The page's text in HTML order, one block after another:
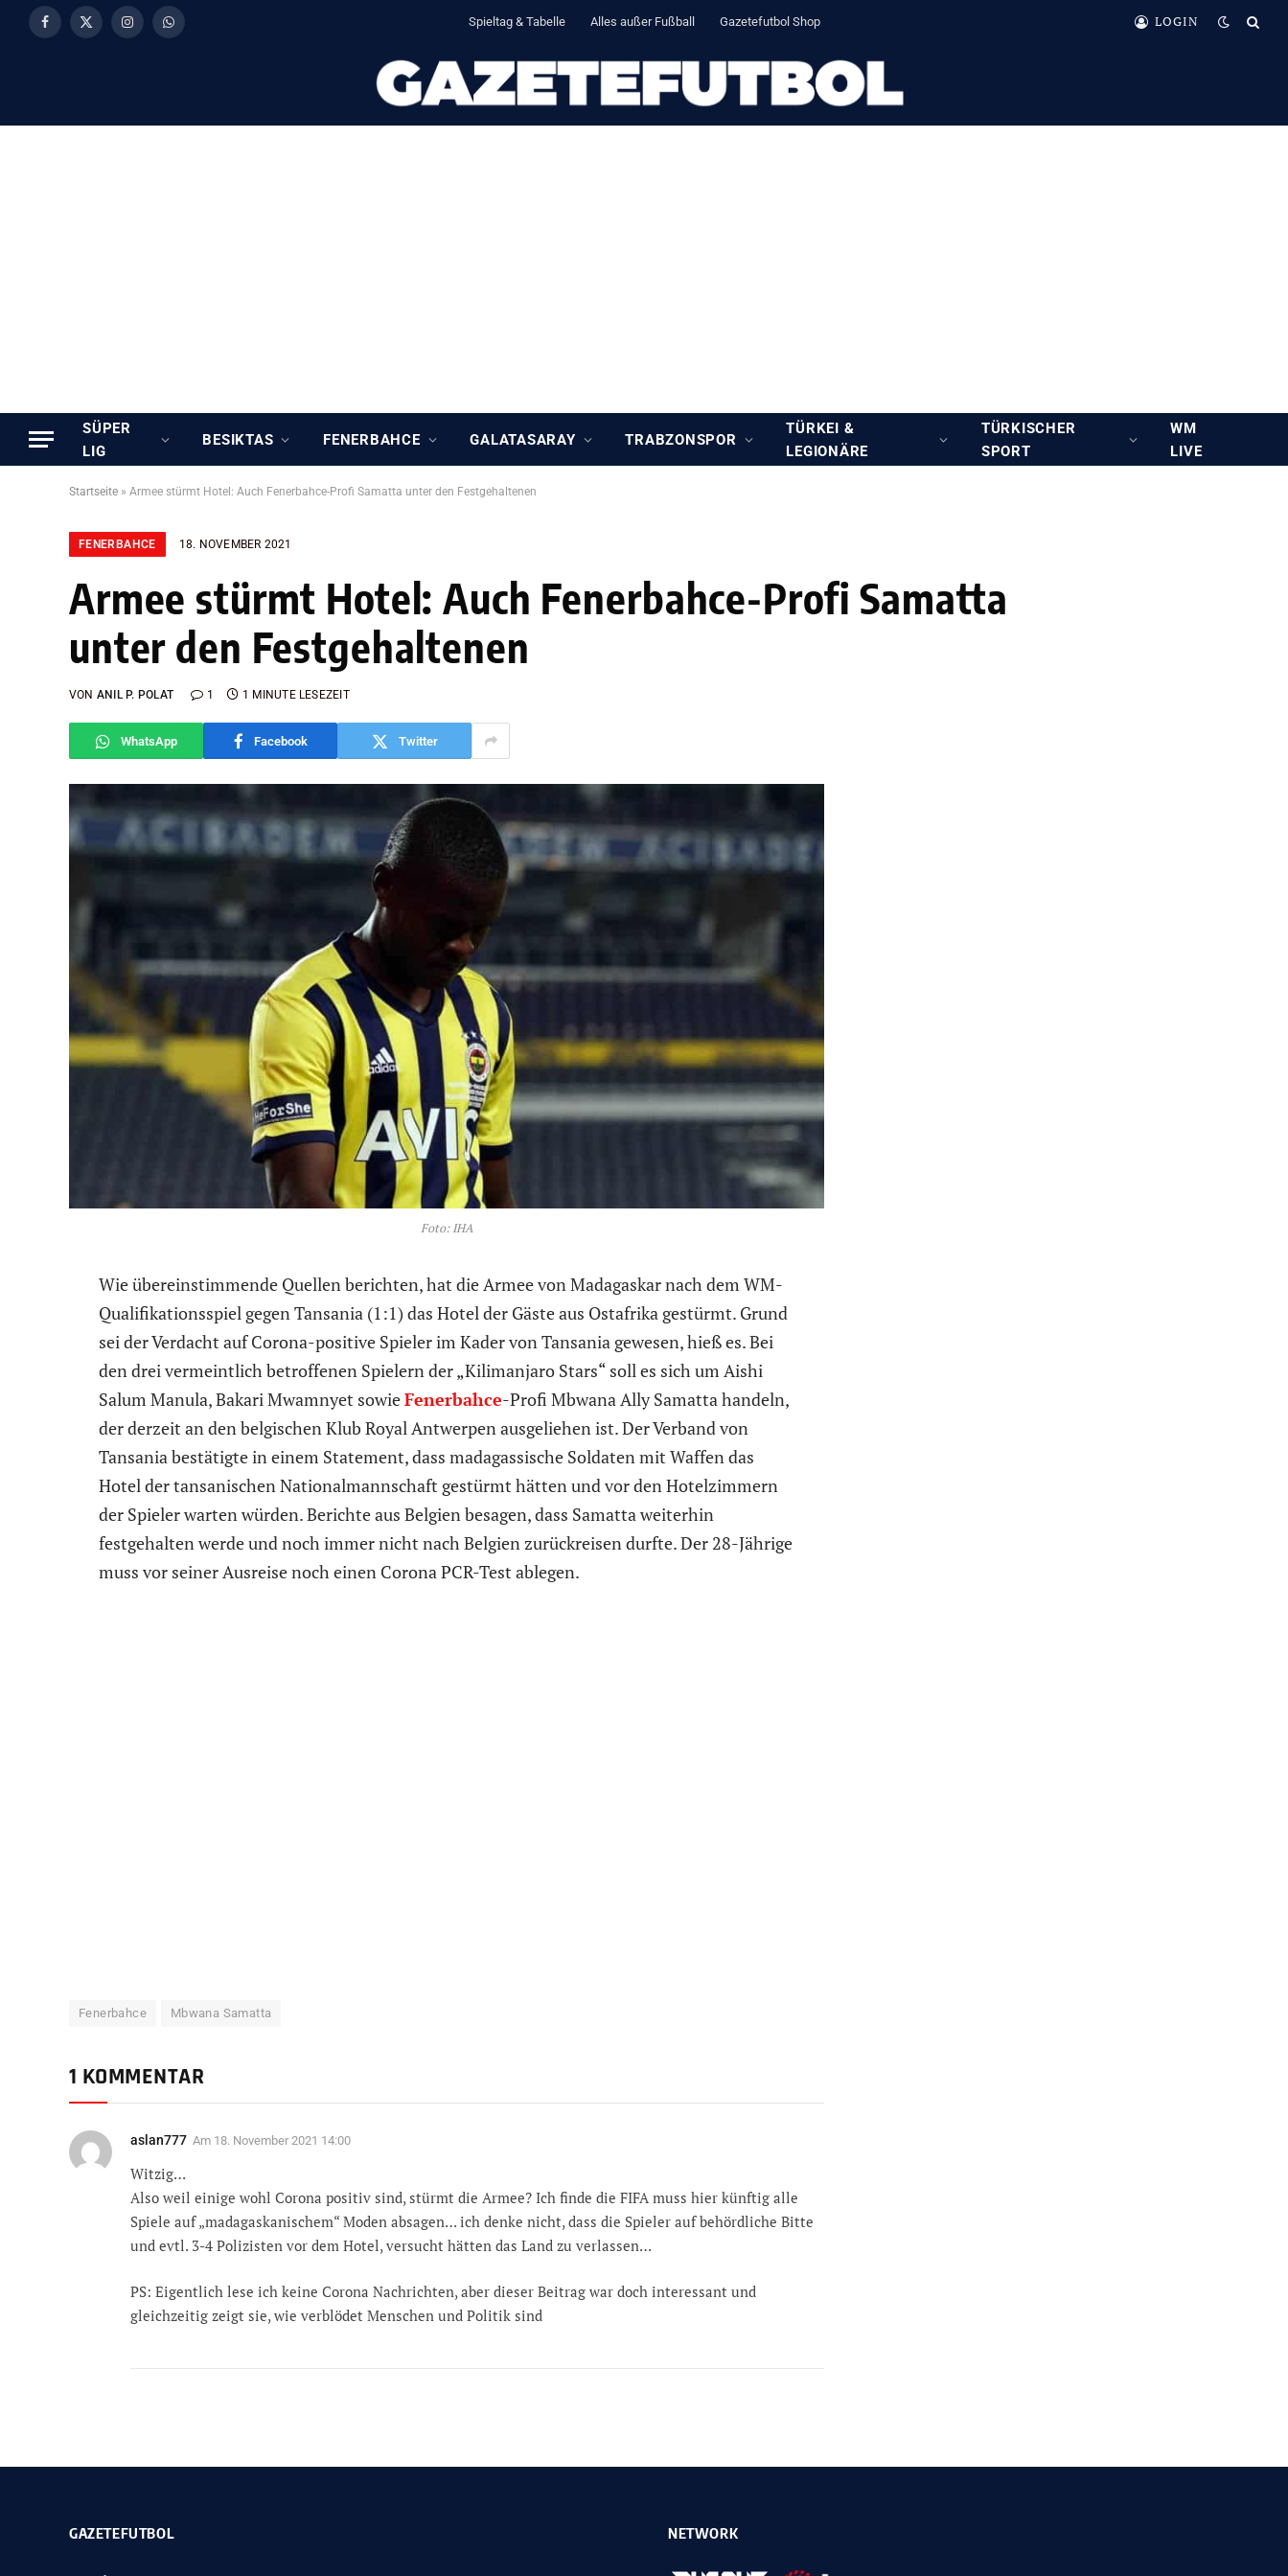
Facebook
X
InstagramWhatsApp Spieltag & Tabelle Alles außer Fußball Gazetefutbol Shop LOGIN
SÜPER
LIG
BESIKTAS FENERBAHCE GALATASARAY TRABZONSPOR
TÜRKEI &
LEGIONÄRE
TÜRKISCHER
SPORT
WM
LIVE
Startseite » Armee stürmt Hotel: Auch Fenerbahce-Profi Samatta unter den Festgehaltenen
FENERBAHCE 18. NOVEMBER 2021
Armee stürmt Hotel: Auch Fenerbahce-Profi Samatta
unter den Festgehaltenen
VON ANIL P. POLAT 1 1 MINUTE LESEZEIT
WhatsApp Facebook Twitter
Foto: IHA
Wie übereinstimmende Quellen berichten, hat die Armee von Madagaskar nach dem WM-
Qualifikationsspiel gegen Tansania (1:1) das Hotel der Gäste aus Ostafrika gestürmt. Grund
sei der Verdacht auf Corona-positive Spieler im Kader von Tansania gewesen, hieß es. Bei
den drei vermeintlich betroffenen Spielern der „Kilimanjaro Stars“ soll es sich um Aishi
Salum Manula, Bakari Mwamnyet sowieFenerbahce-Profi Mbwana Ally Samatta handeln,
der derzeit an den belgischen Klub Royal Antwerpen ausgeliehen ist. Der Verband von
Tansania bestätigte in einem Statement, dass madagassische Soldaten mit Waffen das
Hotel der tansanischen Nationalmannschaft gestürmt hätten und vor den Hotelzimmern
der Spieler warten würden. Berichte aus Belgien besagen, dass Samatta weiterhin
festgehalten werde und noch immer nicht nach Belgien zurückreisen durfte. Der 28-Jährige
muss vor seiner Ausreise noch einen Corona PCR-Test ablegen.
Fenerbahce Mbwana Samatta
1 KOMMENTAR
aslan777 Am 18. November 2021 14:00
Witzig…
Also weil einige wohl Corona positiv sind, stürmt die Armee? Ich finde die FIFA muss hier künftig alle
Spiele auf „madagaskanischem“ Moden absagen… ich denke nicht, dass die Spieler auf behördliche Bitte
und evtl. 3-4 Polizisten vor dem Hotel, versucht hätten das Land zu verlassen…
PS: Eigentlich lese ich keine Corona Nachrichten, aber dieser Beitrag war doch interessant und
gleichzeitig zeigt sie, wie verblödet Menschen und Politik sind
GAZETEFUTBOL NETWORK